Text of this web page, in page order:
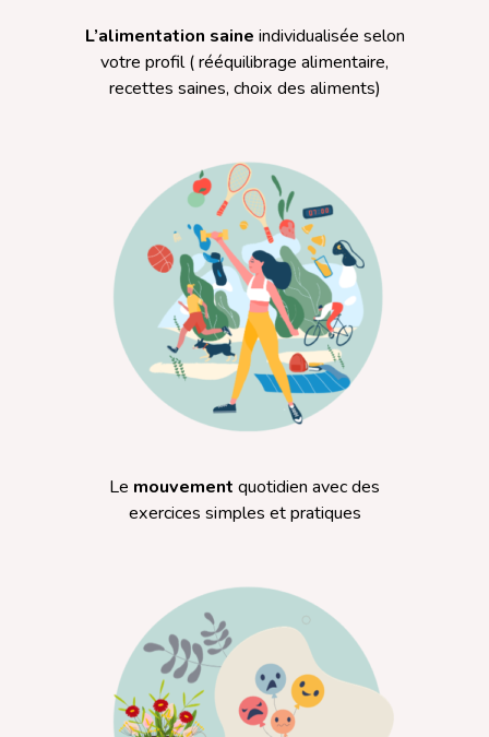
L’alimentation saine individualisée selon
votre profil ( rééquilibrage alimentaire,
recettes saines, choix des aliments)
Le mouvement quotidien avec des
exercices simples et pratiques